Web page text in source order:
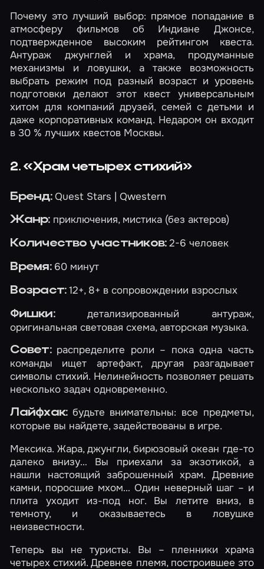
Почему это лучший выбор: прямое попадание в
атмосферу фильмов об Индиане Джонсе,
подтвержденное высоким рейтингом квеста.
Антураж джунглей и храма, продуманные
механизмы и ловушки, а также возможность
выбрать режим под разный возраст и уровень
подготовки делают этот квест универсальным
хитом для компаний друзей, семей с детьми и
даже корпоративных команд. Недаром он входит
в 30 % лучших квестов Москвы.
2. «Храм четырех стихий»
Бренд:Quest Stars | Qwestern
Жанр:приключения, мистика (без актеров)
Количество участников:2-6 человек
Время:60 минут
Возраст:12+, 8+ в сопровождении взрослых
Фишки:детализированный антураж,
оригинальная световая схема, авторская музыка.
Совет:распределите роли – пока одна часть
команды ищет артефакт, другая разгадывает
символы стихий. Нелинейность позволяет решать
несколько задач одновременно.
Лайфхак:будьте внимательны: все предметы,
которые вы найдете, задействованы в игре.
Мексика. Жара, джунгли, бирюзовый океан где-то
далеко внизу… Вы приехали за экзотикой, а
нашли настоящий заброшенный храм. Древние
камни, поросшие мхом… Один неверный шаг – и
плита уходит из-под ног. Вы летите вниз, в
темноту, и оказываетесь в ловушке
неизвестности.
Теперь вы не туристы. Вы – пленники храма
четырех стихий. Древнее племя, построившее это